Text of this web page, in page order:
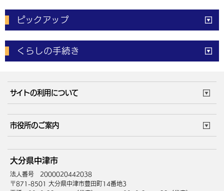
ピックアップ
電子申請 窓口の混雑状況
体育施設予約状況 ご意見・ご要望
くらしの手続き
成人・仕事
住まい・引越 ごみ・環境
健康・医療 障がい・福祉
高齢・介護
サイトの利用について
サイトマップ
市役所のご案内
庁舎地図 組織案内
中津市へのアクセス
大分県中津市
法人番号 2000020442038
〒871-8501 大分県中津市豊田町14番地3